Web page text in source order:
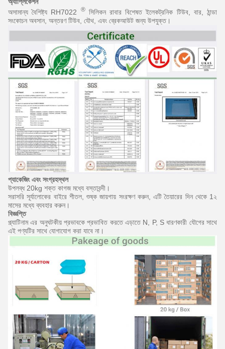
অসামান্য বৈশিষ্ট্য RH7022
®সিলিকন রাবার বিশেষত ইলেকট্রনিক টিউব, বার, ঠান্ডা
সংকোচন অবসান, অন্তরণ টিউব, যৌথ, এবং ব্রেকআউট জন্য উপযুক্ত।
প্যাকেজিং এবং সংগ্রহস্থল
উপলব্ধ 20kg শক্ত কাগজ মধ্যে বস্তাবন্দী।
সরাসরি সূর্যালোকের বাইরে শীতল, শুষ্ক জায়গায় সংরক্ষণ করুন, এটি তৈয়ারের দিন থেকে 1২
মাসের মধ্যে ব্যবহার করুন।
বিজ্ঞপ্তি
প্ল্যাটিনাম এর অনুঘটকীয় প্রভাবকে প্রভাবিত করতে এড়াতে N, P, S ধারণকারী যৌগের সাথে
এই পণ্যটির সাথে যোগাযোগ করা যাবে না।